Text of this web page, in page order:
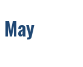
May